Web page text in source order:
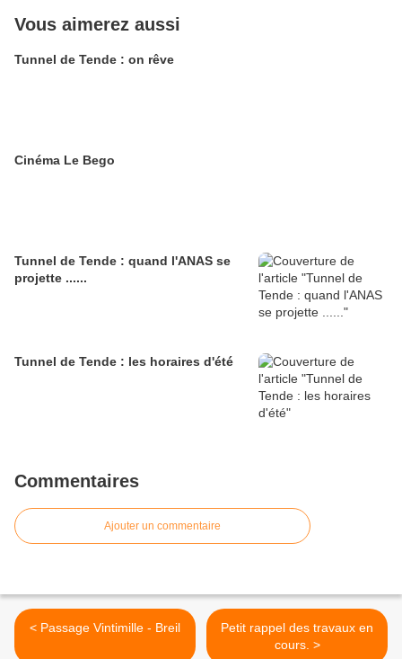
Vous aimerez aussi
Tunnel de Tende : on rêve
Cinéma Le Bego
Tunnel de Tende : quand l'ANAS se
projette ......
Tunnel de Tende : les horaires d'été
Commentaires
Ajouter un commentaire
< Passage Vintimille - Breil
Petit rappel des travaux en
cours. >